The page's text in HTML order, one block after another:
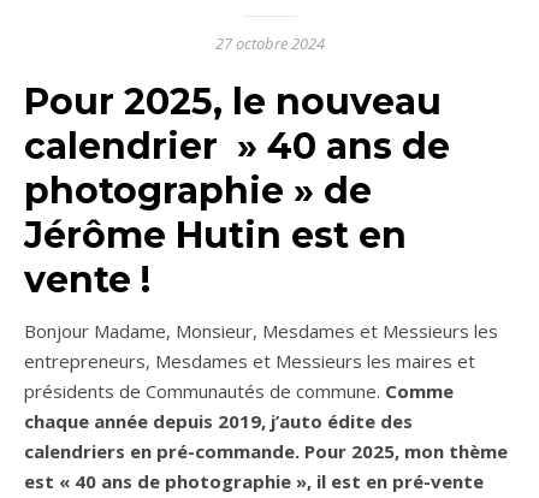
27 octobre 2024
Pour 2025, le nouveau
calendrier » 40 ans de
photographie » de
Jérôme Hutin est en
vente !
Bonjour Madame, Monsieur, Mesdames et Messieurs les
entrepreneurs, Mesdames et Messieurs les maires et
présidents de Communautés de commune. Comme
chaque année depuis 2019, j’auto édite des
calendriers en pré-commande. Pour 2025, mon thème
est « 40 ans de photographie », il est en pré-vente